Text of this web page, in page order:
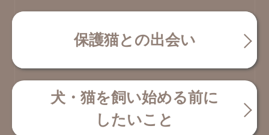
保護猫との出会い
犬・猫を飼い始める前に
したいこと